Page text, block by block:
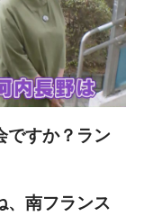
ですか？ラン
、南フランス